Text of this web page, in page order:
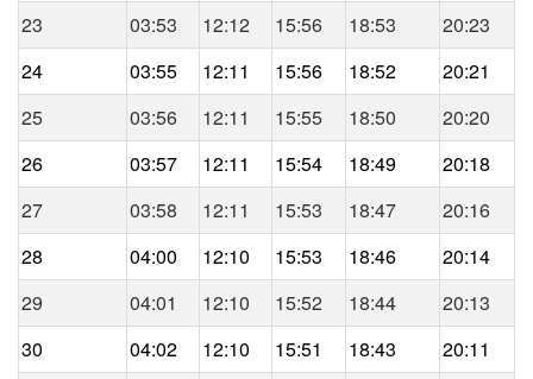
23 03:53 12:12 15:56 18:53
20:23
24
03:55 12:11 15:56 18:52
20:21
25
03:56 12:11 15:55 18:50
20:20
26
03:57 12:11 15:54 18:49
20:18
27
03:58 12:11 15:53 18:47
20:16
28
04:00 12:10 15:53 18:46
20:14
29
04:01 12:10 15:52 18:44
20:13
30
04:02 12:10 15:51 18:43
20:11